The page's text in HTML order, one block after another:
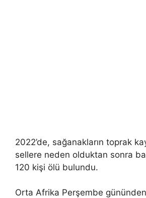
2022’de, sağanakların toprak
sellere neden olduktan sonra
120 kişi ölü bulundu.
Orta Afrika Perşembe